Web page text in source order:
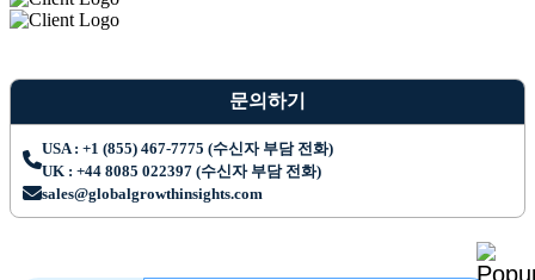
문의하기
USA : +1 (855) 467-7775 (수신자 부담 전화)
UK : +44 8085 022397 (수신자 부담 전화)
sales@globalgrowthinsights.com